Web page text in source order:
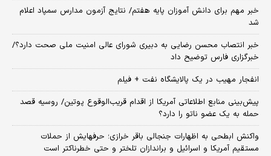
خبر مهم برای دانش آموزان پایه هفتم/ نتایج آزمون مدارس سمپاد اعلام
شد
خبر انتصاب محسن رضایی به دبیری شورای عالی امنیت ملی صحت دارد؟/
خبرگزاری فارس توضیح داد
انفجار مهیب در یک پالایشگاه نفت + فیلم
پیش‌بینی منابع اطلاعاتی آمریکا از اقدام قریب‌الوقوع پوتین/ روسیه قصد
حمله به یک عضو ناتو را دارد؟
واکنش ابطحی به اظهارات جنجالی باقر خرازی؛ حرفهایش از حملات
مستقیم آمریکا و اسرائیل و براندازان تلختر و حتی خطرناکتر است